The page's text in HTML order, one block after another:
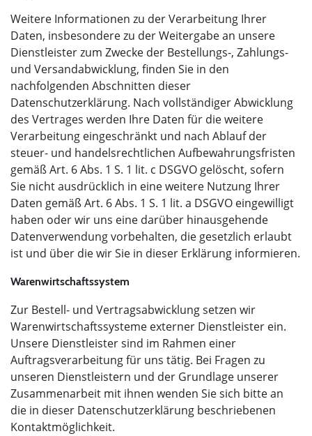
Weitere Informationen zu der Verarbeitung Ihrer
Daten, insbesondere zu der Weitergabe an unsere
Dienstleister zum Zwecke der Bestellungs-, Zahlungs-
und Versandabwicklung, finden Sie in den
nachfolgenden Abschnitten dieser
Datenschutzerklärung. Nach vollständiger Abwicklung
des Vertrages werden Ihre Daten für die weitere
Verarbeitung eingeschränkt und nach Ablauf der
steuer- und handelsrechtlichen Aufbewahrungsfristen
gemäß Art. 6 Abs. 1 S. 1 lit. c DSGVO gelöscht, sofern
Sie nicht ausdrücklich in eine weitere Nutzung Ihrer
Daten gemäß Art. 6 Abs. 1 S. 1 lit. a DSGVO eingewilligt
haben oder wir uns eine darüber hinausgehende
Datenverwendung vorbehalten, die gesetzlich erlaubt
ist und über die wir Sie in dieser Erklärung informieren.
Warenwirtschaftssystem
Zur Bestell- und Vertragsabwicklung setzen wir
Warenwirtschaftssysteme externer Dienstleister ein.
Unsere Dienstleister sind im Rahmen einer
Auftragsverarbeitung für uns tätig. Bei Fragen zu
unseren Dienstleistern und der Grundlage unserer
Zusammenarbeit mit ihnen wenden Sie sich bitte an
die in dieser Datenschutzerklärung beschriebenen
Kontaktmöglichkeit.